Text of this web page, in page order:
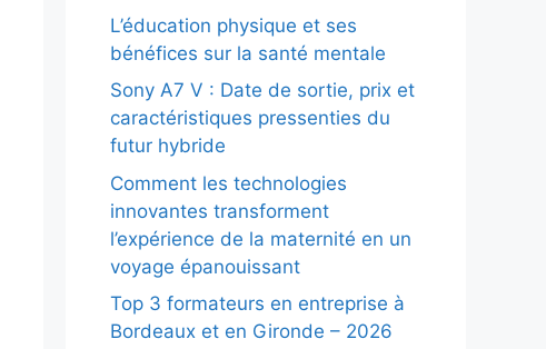
L’éducation physique et ses
bénéfices sur la santé mentale
Sony A7 V : Date de sortie, prix et
caractéristiques pressenties du
futur hybride
Comment les technologies
innovantes transforment
l’expérience de la maternité en un
voyage épanouissant
Top 3 formateurs en entreprise à
Bordeaux et en Gironde – 2026